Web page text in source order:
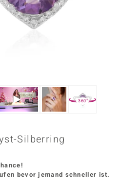
360°
Silberring
bevor jemand schneller ist.